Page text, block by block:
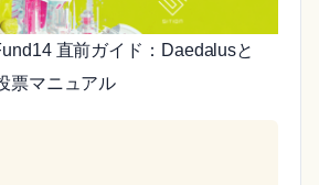
直前ガイド：Daedalusと
票マニュアル